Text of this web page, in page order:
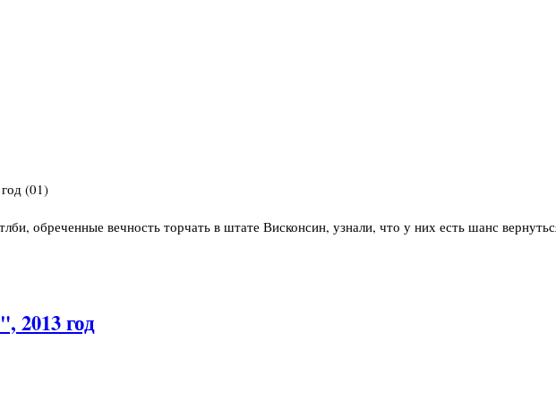
обреченные вечность торчать в штате Висконсин, узнали, что у них есть шанс
2013 год